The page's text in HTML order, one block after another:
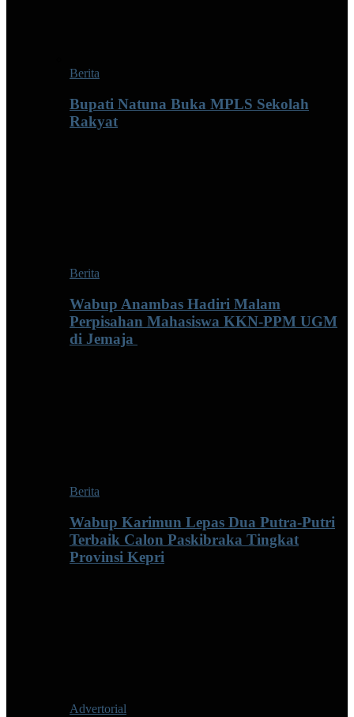
Berita
Bupati Natuna Buka MPLS Sekolah
Rakyat
Berita
Wabup Anambas Hadiri Malam
Perpisahan Mahasiswa KKN-PPM UGM
di Jemaja ‎
Berita
Wabup Karimun Lepas Dua Putra-Putri
Terbaik Calon Paskibraka Tingkat
Provinsi Kepri
Advertorial